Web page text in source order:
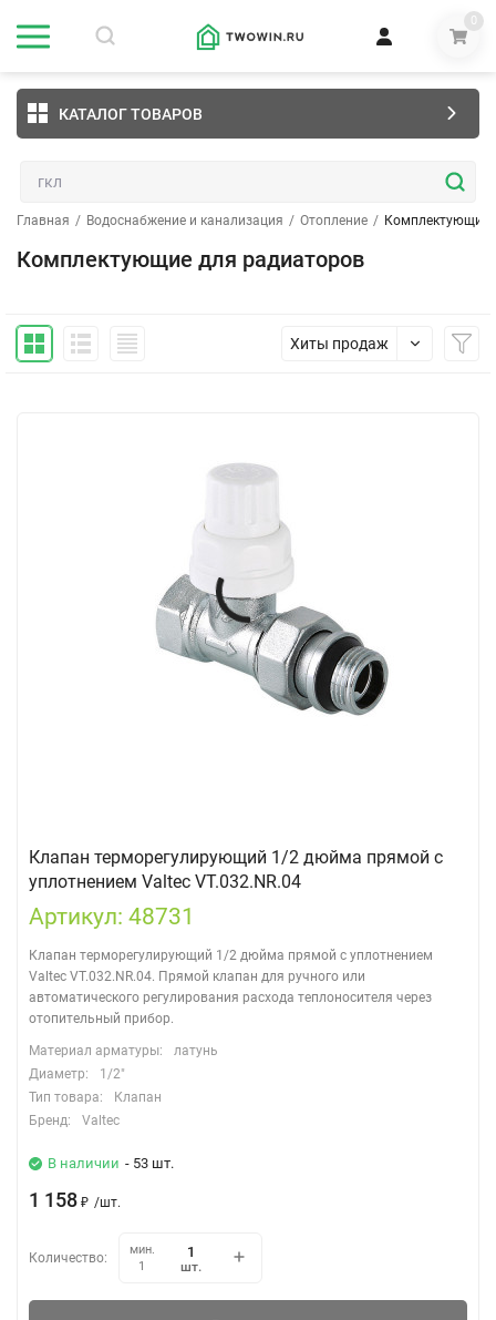
0
КАТАЛОГ ТОВАРОВ
Главная / Водоснабжение и канализация / Отопление / Комплектующие
Комплектующие для радиаторов
Хиты продаж
Клапан терморегулирующий 1/2 дюйма прямой с
уплотнением Valtec VT.032.NR.04
Артикул: 48731
Клапан терморегулирующий 1/2 дюйма прямой с уплотнением
Valtec VT.032.NR.04. Прямой клапан для ручного или
автоматического регулирования расхода теплоносителя через
отопительный прибор.
Материал арматуры:
латунь
Диаметр:
1/2"
Тип товара:
Клапан
Бренд:
Valtec
В наличии - 53 шт.
1 158 ₽ /шт.
Количество:
мин.
1
шт.